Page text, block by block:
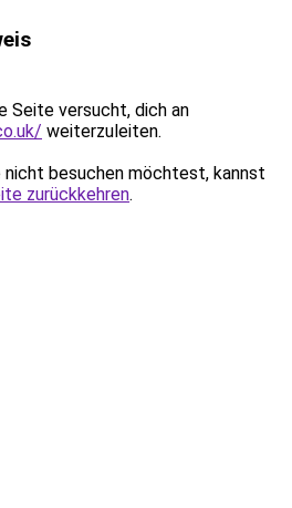
Seite versucht, dich an
weiterzuleiten.
nicht besuchen möchtest, kannst
zurückkehren.